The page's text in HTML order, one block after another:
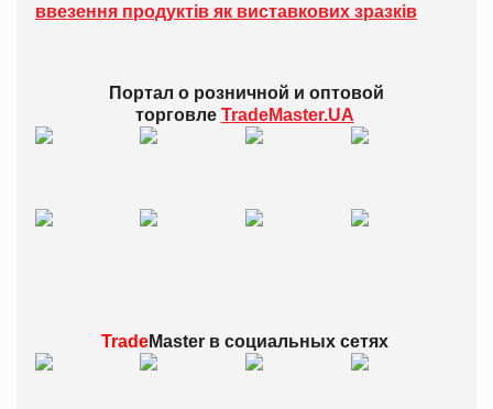
ввезення продуктів як виставкових зразків
Портал о розничной и оптовой
торговле TradeMaster.UA
TradeMaster всоциальных сетях